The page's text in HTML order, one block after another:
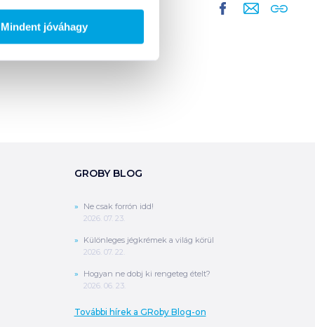
Mindent jóváhagy
GROBY BLOG
Ne csak forrón idd!
2026. 07. 23.
Különleges jégkrémek a világ körül
2026. 07. 22.
Hogyan ne dobj ki rengeteg ételt?
2026. 06. 23.
További hírek a GRoby Blog-on